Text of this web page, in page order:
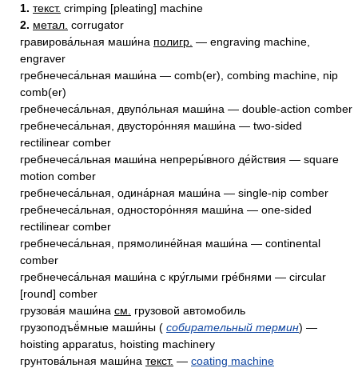
1. текст. crimping [pleating] machine
2. метал. corrugator
гравирова́льная маши́на полигр. — engraving machine,
engraver
гребнечеса́льная маши́на — comb(er), combing machine, nip
comb(er)
гребнечеса́льная, двупо́льная маши́на — double-action comber
гребнечеса́льная, двусторо́нняя маши́на — two-sided
rectilinear comber
гребнечеса́льная маши́на непреры́вного де́йствия — square
motion comber
гребнечеса́льная, одина́рная маши́на — single-nip comber
гребнечеса́льная, односторо́нняя маши́на — one-sided
rectilinear comber
гребнечеса́льная, прямолине́йная маши́на — continental
comber
гребнечеса́льная маши́на с кру́глыми гре́бнями — circular
[round] comber
грузова́я маши́на см.
грузовой автомобиль
грузоподъё́мные маши́ны ( собирательный термин) —
hoisting apparatus, hoisting machinery
грунтова́льная маши́на текст. — coating machine